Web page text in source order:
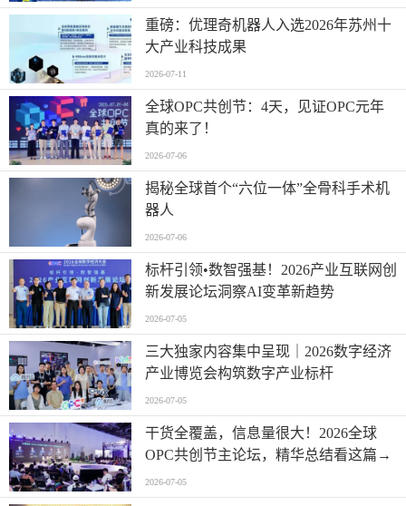
重磅：优理奇机器人入选2026年苏州十
大产业科技成果
2026-07-11
全球OPC共创节：4天，见证OPC元年
真的来了！
2026-07-06
揭秘全球首个“六位一体”全骨科手术机
器人
2026-07-06
标杆引领•数智强基！2026产业互联网创
新发展论坛洞察AI变革新趋势
2026-07-05
三大独家内容集中呈现｜2026数字经济
产业博览会构筑数字产业标杆
2026-07-05
干货全覆盖，信息量很大！2026全球
OPC共创节主论坛，精华总结看这篇→
2026-07-05